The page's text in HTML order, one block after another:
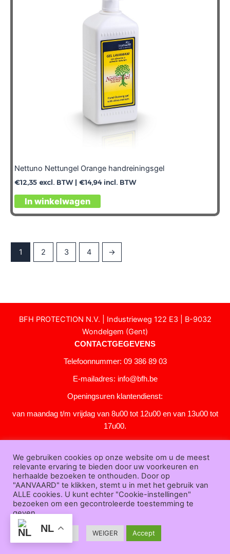
Nettuno Nettungel Orange handreiningsgel
€12,35 excl. BTW | €14,94incl. BTW
In winkelwagen
1 2 3 4 →
BFH PROTECTION N.V. | Industrieweg 122 E3 | B-9032
Wondelgem (Gent)
CONTACTGEGEVENS
Telefoonnummer: 09 386 89 03
E-mailadres: info@bfh.be
Openingsuren klantendienst:
van maandag t/m vrijdag van 8u00 tot 12u00 en van 13u00 tot
17u00.
KLANTENSERVICE
Over
ons|Bedrijfsgegevens|F.A.Q.|Bestelprocedure|Betaling|
ending| Retourneren|Downloads|Dealers|Bedrukken
Algemene voorwaarden
Bfh.be © 2025
We gebruiken cookies op onze website om u de meest
relevante ervaring te bieden door uw voorkeuren en
herhaalde bezoeken te onthouden. Door op
"AANVAARD" te klikken, stemt u in met het gebruik van
ALLE cookies. U kunt echter "Cookie-instellingen"
bezoeken om een gecontroleerde toestemming te
geven.
Cookie Settings WEIGER Accept
NL